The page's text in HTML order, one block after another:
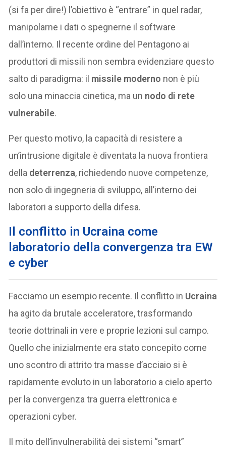
(si fa per dire!) l’obiettivo è “entrare” in quel radar,
manipolarne i dati o spegnerne il software
dall’interno. Il recente ordine del Pentagono ai
produttori di missili non sembra evidenziare questo
salto di paradigma: il missile moderno non è più
solo una minaccia cinetica, ma un nodo di rete
vulnerabile.
Per questo motivo, la capacità di resistere a
un’intrusione digitale è diventata la nuova frontiera
della deterrenza, richiedendo nuove competenze,
non solo di ingegneria di sviluppo, all’interno dei
laboratori a supporto della difesa.
Il conflitto in Ucraina come
laboratorio della convergenza tra EW
e cyber
Facciamo un esempio recente. Il conflitto in Ucraina
ha agito da brutale acceleratore, trasformando
teorie dottrinali in vere e proprie lezioni sul campo.
Quello che inizialmente era stato concepito come
uno scontro di attrito tra masse d’acciaio si è
rapidamente evoluto in un laboratorio a cielo aperto
per la convergenza tra guerra elettronica e
operazioni cyber.
Il mito dell’invulnerabilità dei sistemi “smart”